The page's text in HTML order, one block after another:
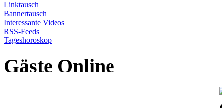
Linktausch
Bannertausch
Interessante Videos
RSS-Feeds
Tageshoroskop
Gäste Online